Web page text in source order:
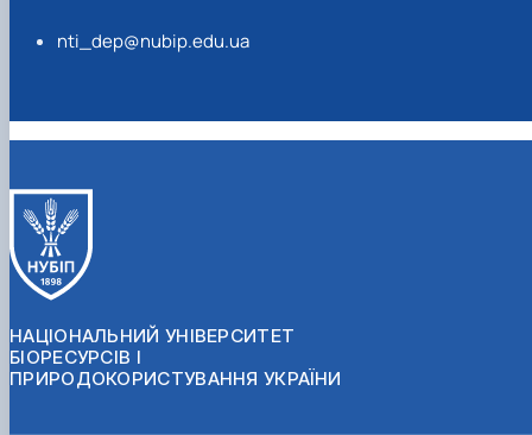
nti_dep@nubip.edu.ua
НАЦІОНАЛЬНИЙ УНІВЕРСИТЕТ
БІОРЕСУРСІВ І
ПРИРОДОКОРИСТУВАННЯ УКРАЇНИ